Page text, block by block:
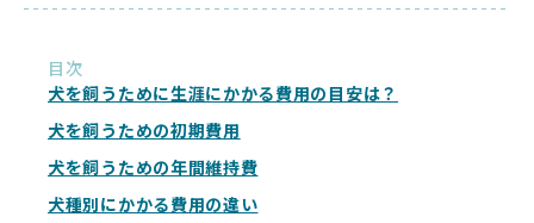
目次
犬を飼うために生涯にかかる費用の目安は？
犬を飼うための初期費用
犬を飼うための年間維持費
犬種別にかかる費用の違い